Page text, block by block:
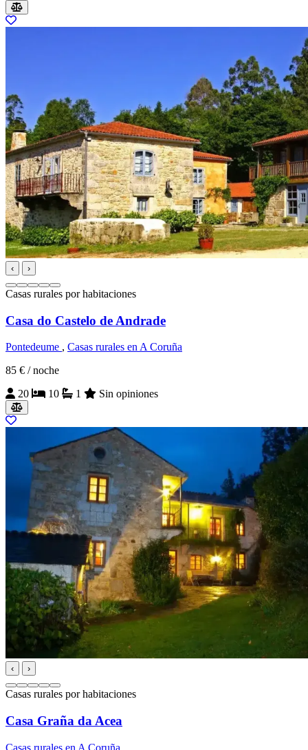
‹ ›
Casas rurales por habitaciones
Casa do Castelo de Andrade
Pontedeume , Casas rurales en A Coruña
85 € / noche
20
10 1 Sin opiniones
‹ ›
Casas rurales por habitaciones
Casa Graña da Acea
Casas rurales en A Coruña